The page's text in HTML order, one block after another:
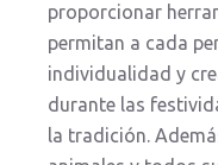
proporcionar
permitan a cada
individualidad y
durante las
la tradición.